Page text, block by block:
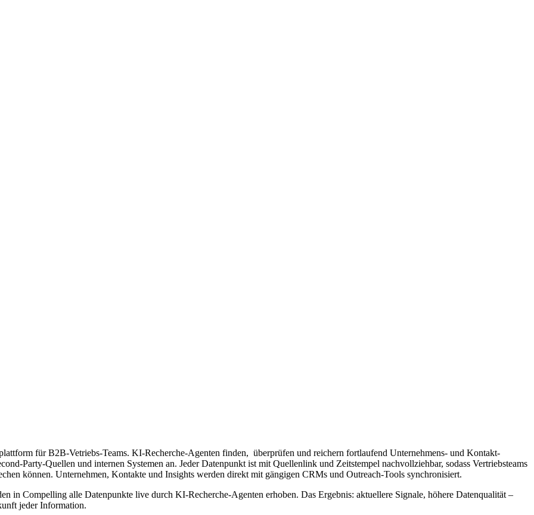
für B2B-Vetriebs-Teams. KI-Recherche-Agenten finden, überprüfen und reichern fortlaufend Unternehmens- und Kontakt-
Party-Quellen und internen Systemen an. Jeder Datenpunkt ist mit Quellenlink und Zeitstempel nachvollziehbar, sodass Vertriebsteams
können. Unternehmen, Kontakte und Insights werden direkt mit gängigen CRMs und Outreach-Tools synchronisiert.
in Compelling alle Datenpunkte live durch KI-Recherche-Agenten erhoben. Das Ergebnis: aktuellere Signale, höhere Datenqualität –
jeder Information.